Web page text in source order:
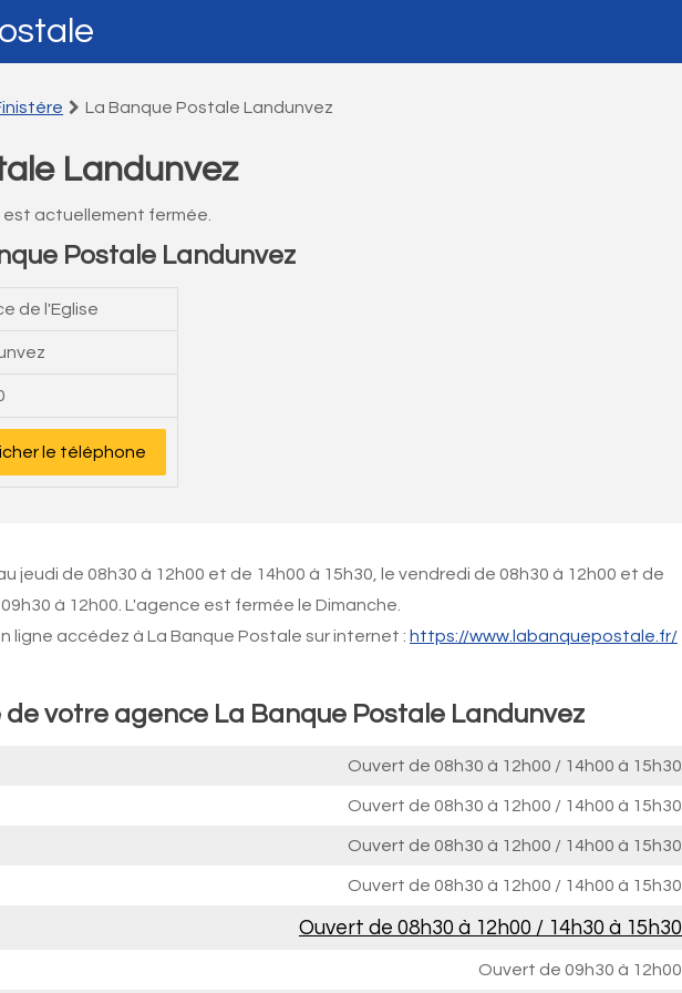
La Banque Postale Landunvez
Landunvez
actuellement fermée.
Postale Landunvez
de l'Eglise
le téléphone
jeudi de 08h30 à 12h00 et de 14h00 à 15h30, le vendredi de 08h30 à 12h00 et de
à 12h00. L'agence est fermée le Dimanche.
ligne accédez à La Banque Postale sur internet : https://www.labanquepostale.fr/
votre agence La Banque Postale Landunvez
Ouvert de 08h30 à 12h00 / 14h00 à 15h30
Ouvert de 08h30 à 12h00 / 14h00 à 15h30
Ouvert de 08h30 à 12h00 / 14h00 à 15h30
Ouvert de 08h30 à 12h00 / 14h00 à 15h30
Ouvert de 08h30 à 12h00 / 14h30 à 15h30
Ouvert de 09h30 à 12h00